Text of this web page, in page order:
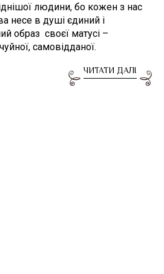
людини, бо кожен з нас
несе в душі єдиний і
образ своєї матусі –
самовідданої.
ЧИТАТИ ДАЛІ